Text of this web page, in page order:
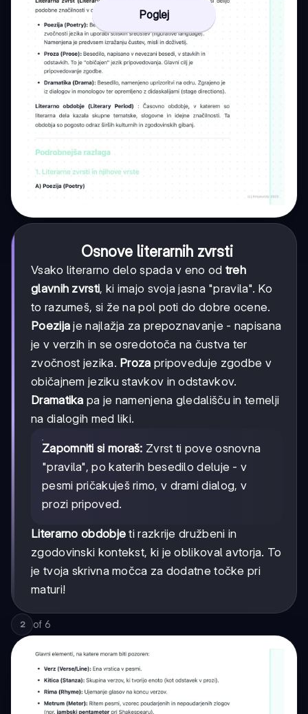
Poglej
Osnove literarnih zvrsti
Vsako literarno delo spada v eno od treh
glavnih zvrsti, ki imajo svoja jasna "pravila". Ko
to razumeš, si že na pol poti do dobre ocene.
Poezija je najlažja za prepoznavanje - napisana
je v verzih in se osredotoča na čustva ter
zvočnost jezika. Proza pripoveduje zgodbe v
običajnem jeziku stavkov in odstavkov.
Dramatika pa je namenjena gledališču in temelji
na dialogih med liki.
Zapomniti si moraš: Zvrst ti pove osnovna
"pravila", po katerih besedilo deluje - v
pesmi pričakuješ rimo, v drami dialog, v
prozi pripoved.
Literarno obdobje ti razkrije družbeni in
zgodovinski kontekst, ki je oblikoval avtorja. To
je tvoja skrivna močca za dodatne točke pri
maturi!
2 of 6